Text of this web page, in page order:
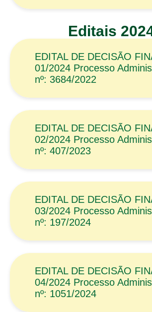
Editais
EDITAL DE DECISÃO
01/2024 Processo
nº: 3684/2022
EDITAL DE DECISÃO
02/2024 Processo
nº: 407/2023
EDITAL DE DECISÃO
03/2024 Processo
nº: 197/2024
EDITAL DE DECISÃO
04/2024 Processo
nº: 1051/2024